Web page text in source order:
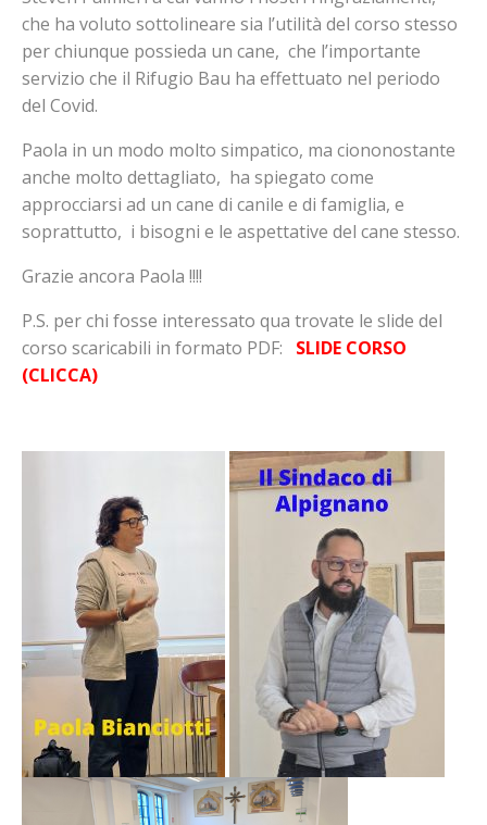
che ha voluto sottolineare sia l’utilità del corso stesso
per chiunque possieda un cane, che l’importante
servizio che il Rifugio Bau ha effettuato nel periodo
del Covid.
Paola in un modo molto simpatico, ma ciononostante
anche molto dettagliato, ha spiegato come
approcciarsi ad un cane di canile e di famiglia, e
soprattutto, i bisogni e le aspettative del cane stesso.
Grazie ancora Paola !!!!
P.S. per chi fosse interessato qua trovate le slide del
corso scaricabili in formato PDF: SLIDE CORSO
(CLICCA)